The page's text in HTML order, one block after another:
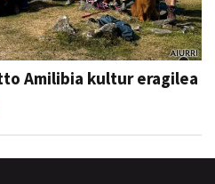
Amilibia kultur eragilea